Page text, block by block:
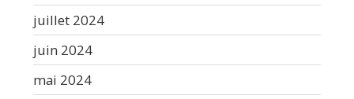
juillet 2024
juin 2024
mai 2024